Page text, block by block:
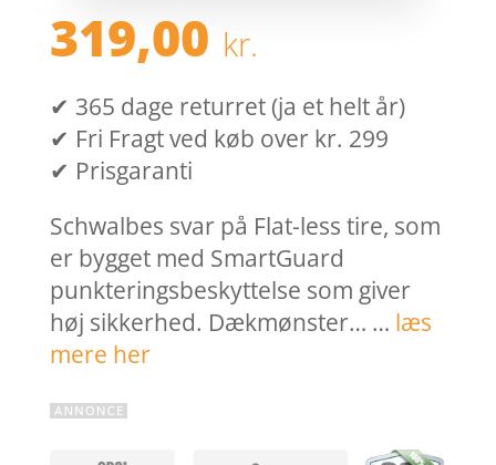
319,00 kr.
✔ 365 dage returret (ja et helt år)
✔ Fri Fragt ved køb over kr. 299
✔ Prisgaranti
Schwalbes svar på Flat-less tire, som
er bygget med SmartGuard
punkteringsbeskyttelse som giver
høj sikkerhed. Dækmønster… … læs
mere her